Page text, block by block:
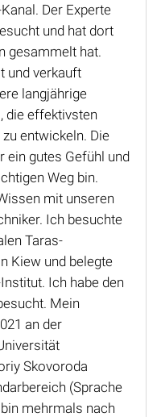
Der Experte
und hat dort
gesammelt hat.
und verkauft
langjährige
die effektivsten
entwickeln. Die
ein gutes Gefühl und
Weg bin.
mit unseren
Ich besuchte
Taras-
Kiew und belegte
Ich habe den
Mein
an der
Skovoroda
(Sprache
mehrmals nach